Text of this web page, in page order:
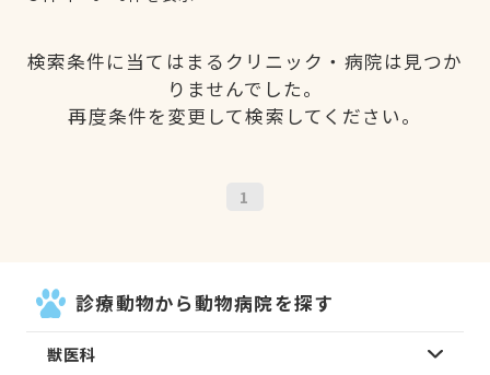
検索条件に当てはまるクリニック・病院は見つか
りませんでした。
再度条件を変更して検索してください。
1
診療動物から動物病院を探す
獣医科